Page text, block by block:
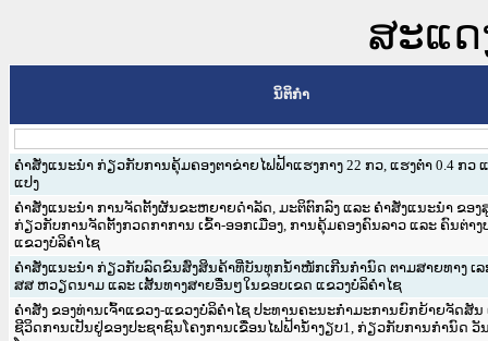
ສະແດ
ນິຕິກໍາ
ຄຳສັ່ງແນະນຳ ກ່ຽວກັບການຄຸ້ມຄອງຕາຂ່າຍໄຟຟ້າແຮງກາງ 22 ກວ, ແຮງຕ່ຳ 0.4 ກວ
ແປງ
ຄຳສັ່ງແນະນຳ ການຈັດຕັ້ງຜັນຂະຫຍາຍດຳລັດ, ມະຕິຕົກລົງ ແລະ ຄຳສັ່ງແນະນຳ ຂອງ
ກ່ຽວກັບການຈັດຕັ້ງກວດກາການ ເຂົ້າ-ອອກເມືອງ, ການຄຸ້ມຄອງຄົນລາວ ແລະ ຄົນຕ່າງ
ແຂວງບໍລິຄຳໄຊ
ຄຳສັ່ງແນະນຳ ກ່ຽວກັບລົດຂົນສົ່ງສິນຄ້າທີ່ບັນທຸກນ້ຳໜັກເກີນກຳນົດ ຕາມສາຍທາງ ເລ
ສສ ຫວຽດນາມ ແລະ ເສັ້ນທາງສາຍອື່ນໆໃນຂອບເຂດ ແຂວງບໍລິຄຳໄຊ
ຄຳສັ່ງ ຂອງທ່ານເຈົ້າແຂວງ-ແຂວງບໍລິຄຳໄຊ ປະທານຄະນະກຳມະການຍົກຍ້າຍຈັດສັ
ຊີວິດການເປັນຢູ່ຂອງປະຊາຊົນໂຄງການເຂື່ອນໄຟຟ້ານໍ້ຳງຽບ1, ກ່ຽວກັບການກຳນົດ ວັ